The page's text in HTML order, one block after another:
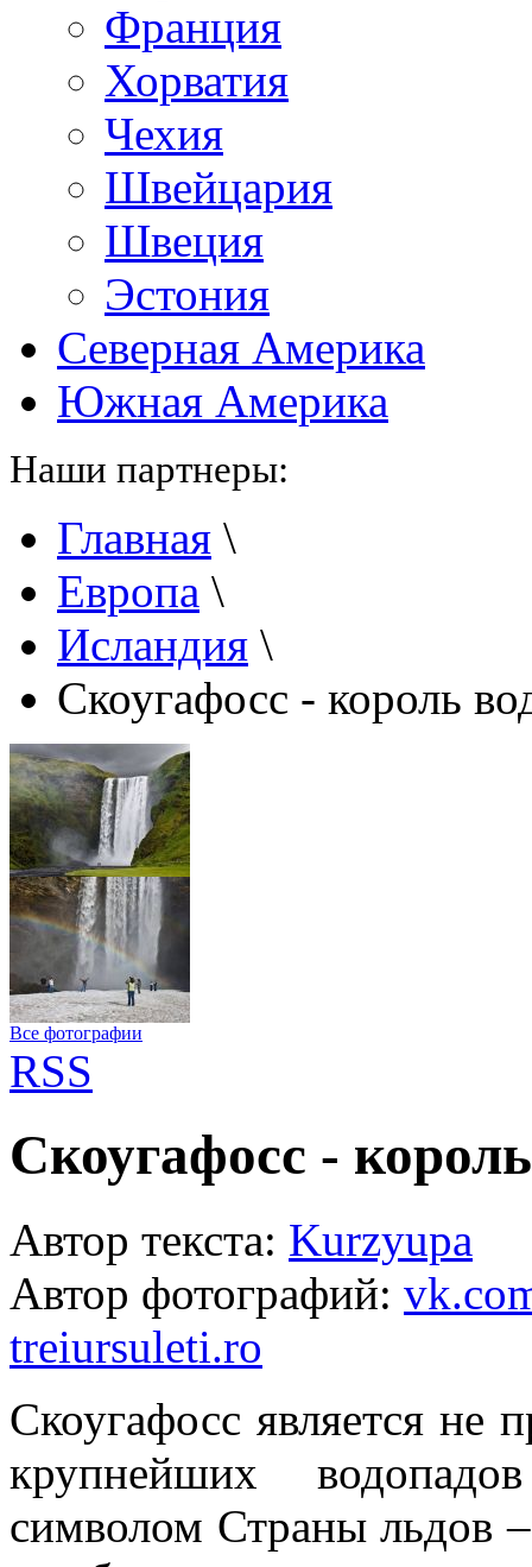
Франция
Хорватия
Чехия
Швейцария
Швеция
Эстония
Северная Америка
Южная Америка
Наши партнеры:
Главная \
Европа \
Исландия \
Скоугафосс - король
Все фотографии
RSS
Скоугафосс -
Автор текста: Kurzyupa
Автор фотографий:
treiursuleti.ro
Скоугафосс является не
крупнейших
символом Страны льдов